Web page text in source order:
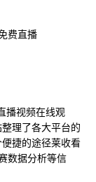
费直播
播视频在线观
理了各大平台的
捷的途径莱收看
数据分析等信